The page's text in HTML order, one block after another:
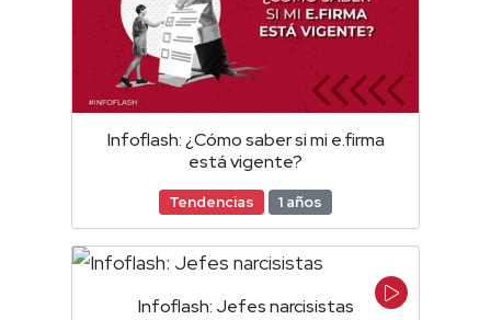
Infoflash: ¿Cómo saber si mi e.firma
está vigente?
Tendencias 1 años
Infoflash: Jefes narcisistas